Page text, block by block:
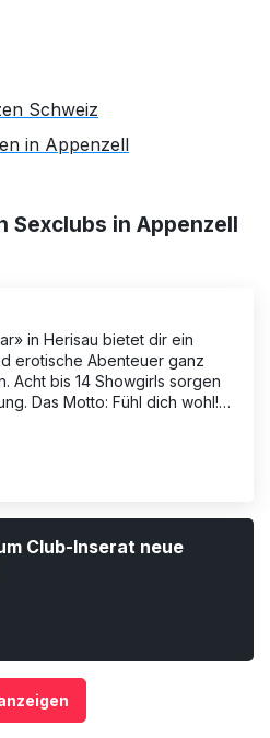
Schweiz
in Appenzell
Sexclubs in Appenzell
in Herisau bietet dir ein
erotische Abenteuer ganz
Acht bis 14 Showgirls sorgen
Das Motto: Fühl dich wohl!
für ein
Club-Inserat neue